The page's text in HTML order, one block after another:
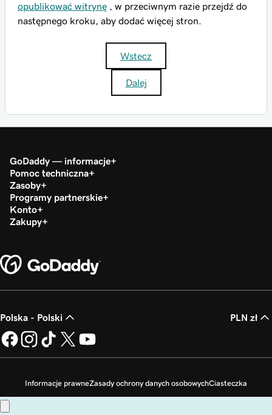
opublikować witrynę , w przeciwnym razie przejdź do
następnego kroku, aby dodać więcej stron.
Wstecz
Dalej
GoDaddy — informacje
Pomoc techniczna
Zasoby
Programy partnerskie
Konto
Zakupy
Polska - Polski PLN zł
Informacje prawneZasady ochrony danych osobowychCiasteczka